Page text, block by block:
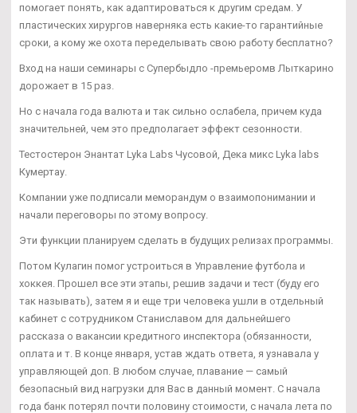
помогает понять, как адаптироваться к другим средам. У
пластических хирургов наверняка есть какие-то гарантийные
сроки, а кому же охота переделывать свою работу бесплатно?
Вход на наши семинары с Супербыдло -премьеромв Лыткарино
дорожает в 15 раз.
Но с начала года валюта и так сильно ослабела, причем куда
значительней, чем это предполагает эффект сезонности.
Тестостерон Энантат Lyka Labs Чусовой, Дека микс Lyka labs
Кумертау.
Компании уже подписали меморандум о взаимопонимании и
начали переговоры по этому вопросу.
Эти функции планируем сделать в будущих релизах программы.
Потом Кулагин помог устроиться в Управление футбола и
хоккея. Прошел все эти этапы, решив задачи и тест (буду его
так называть), затем я и еще три человека ушли в отдельный
кабинет с сотрудником Станиславом для дальнейшего
рассказа о вакансии кредитного инспектора (обязанности,
оплата и т. В конце января, устав ждать ответа, я узнавала у
управляющей доп. В любом случае, плавание — самый
безопасный вид нагрузки для Вас в данный момент. С начала
года банк потерял почти половину стоимости, с начала лета по